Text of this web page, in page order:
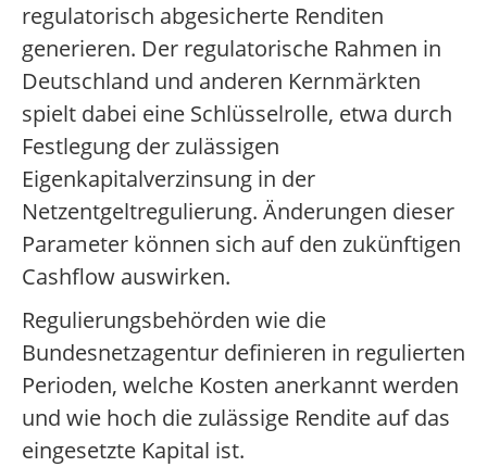
regulatorisch abgesicherte Renditen
generieren. Der regulatorische Rahmen in
Deutschland und anderen Kernmärkten
spielt dabei eine Schlüsselrolle, etwa durch
Festlegung der zulässigen
Eigenkapitalverzinsung in der
Netzentgeltregulierung. Änderungen dieser
Parameter können sich auf den zukünftigen
Cashflow auswirken.
Regulierungsbehörden wie die
Bundesnetzagentur definieren in regulierten
Perioden, welche Kosten anerkannt werden
und wie hoch die zulässige Rendite auf das
eingesetzte Kapital ist.